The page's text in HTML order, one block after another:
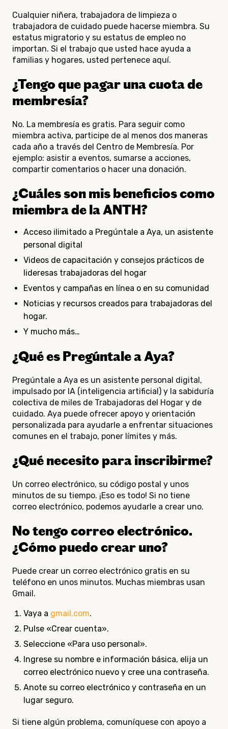
Cualquier niñera, trabajadora de limpieza o
trabajadora de cuidado puede hacerse miembra. Su
estatus migratorio y su estatus de empleo no
importan. Si el trabajo que usted hace ayuda a
familias y hogares, usted pertenece aquí.
¿Tengo que pagar una cuota de
membresía?
No. La membresía es gratis. Para seguir como
miembra activa, participe de al menos dos maneras
cada año a través del Centro de Membresía. Por
ejemplo: asistir a eventos, sumarse a acciones,
compartir comentarios o hacer una donación.
¿Cuáles son mis beneficios como
miembra de la ANTH?
Acceso ilimitado a Pregúntale a Aya, un asistente
personal digital
Videos de capacitación y consejos prácticos de
lideresas trabajadoras del hogar
Eventos y campañas en línea o en su comunidad
Noticias y recursos creados para trabajadoras del
hogar.
Y mucho más…
¿Qué es Pregúntale a Aya?
Pregúntale a Aya es un asistente personal digital,
impulsado por IA (inteligencia artificial) y la sabiduría
colectiva de miles de Trabajadoras del Hogar y de
cuidado. Aya puede ofrecer apoyo y orientación
personalizada para ayudarle a enfrentar situaciones
comunes en el trabajo, poner límites y más.
¿Qué necesito para inscribirme?
Un correo electrónico, su código postal y unos
minutos de su tiempo. ¡Eso es todo! Si no tiene
correo electrónico, podemos ayudarle a crear uno.
No tengo correo electrónico.
¿Cómo puedo crear uno?
Puede crear un correo electrónico gratis en su
teléfono en unos minutos. Muchas miembras usan
Gmail.
Vaya a gmail.com.
Pulse «Crear cuenta».
Seleccione «Para uso personal».
Ingrese su nombre e información básica, elija un
correo electrónico nuevo y cree una contraseña.
Anote su correo electrónico y contraseña en un
lugar seguro.
Si tiene algún problema, comuníquese con apoyo a